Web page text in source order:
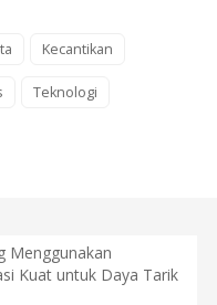
Kecantikan
Teknologi
Menggunakan
Kuat untuk Daya Tarik